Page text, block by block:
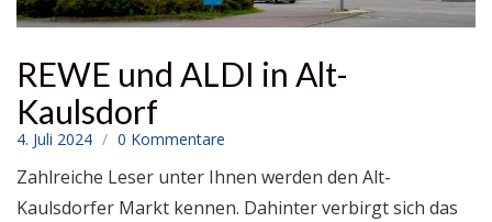
REWE und ALDI in Alt-
Kaulsdorf
4. Juli 2024 0 Kommentare
Zahlreiche Leser unter Ihnen werden den Alt-
Kaulsdorfer Markt kennen. Dahinter verbirgt sich das